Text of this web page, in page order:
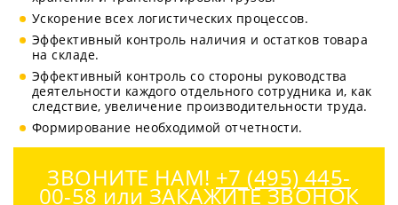
Ускорение всех логистических процессов.
Эффективный контроль наличия и остатков товара
на складе.
Эффективный контроль со стороны руководства
деятельности каждого отдельного сотрудника и, как
следствие, увеличение производительности труда.
Формирование необходимой отчетности.
ЗВОНИТЕ НАМ! +7 (495) 445-
00-58 илиЗАКАЖИТЕ ЗВОНОК